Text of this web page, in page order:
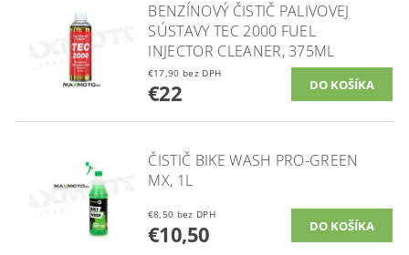
BENZÍNOVÝ ČISTIČ PALIVOVEJ
SÚSTAVY TEC 2000 FUEL
INJECTOR CLEANER, 375ML
€17,90 bez DPH
€22
ČISTIČ BIKE WASH PRO-GREEN
MX, 1L
€8,50 bez DPH
€10,50